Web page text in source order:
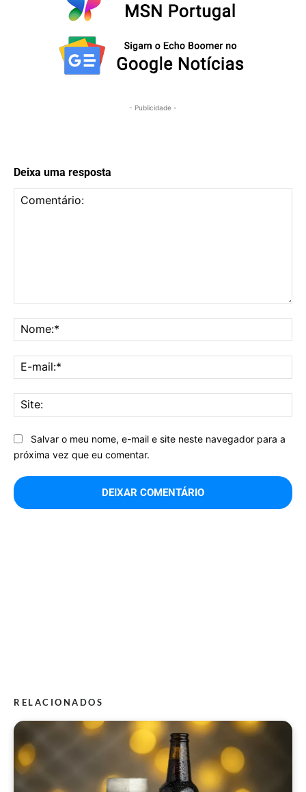
- Publicidade -
Deixa uma resposta
Salvar o meu nome, e-mail e site neste navegador para a
próxima vez que eu comentar.
RELACIONADOS